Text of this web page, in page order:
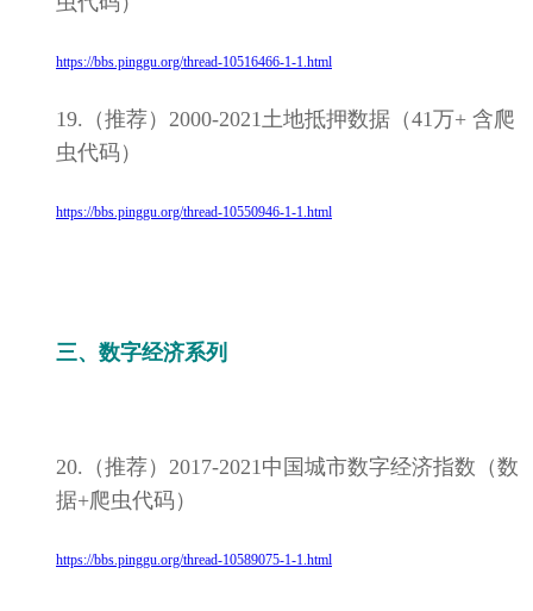
https://bbs.pinggu.org/thread-10516466-1-1.html
19.（推荐）2000-2021土地抵押数据（41万+ 含爬
虫代码）
https://bbs.pinggu.org/thread-10550946-1-1.html
三、数字经济系列
20.（推荐）2017-2021中国城市数字经济指数（数
据+爬虫代码）
https://bbs.pinggu.org/thread-10589075-1-1.html